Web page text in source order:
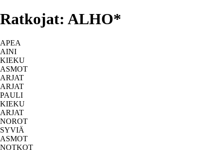
Ratkojat: ALHO*
APEA
AINI
KIEKU
ASMOT
ARJAT
ARJAT
PAULI
KIEKU
ARJAT
NOROT
SYVIÄ
ASMOT
NOTKOT